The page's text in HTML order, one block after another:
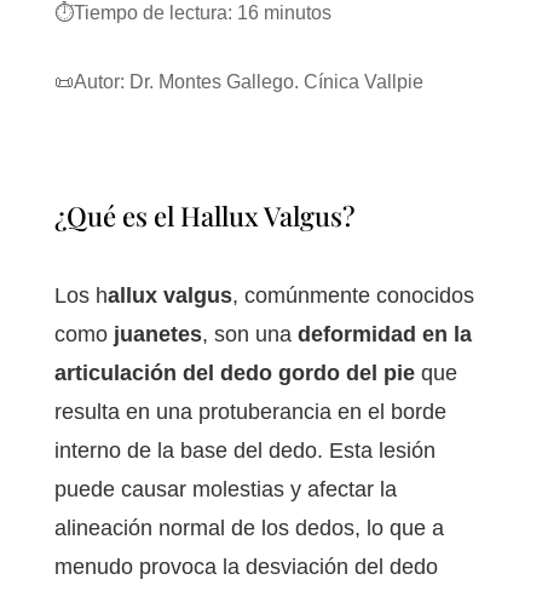
⏱️Tiempo de lectura: 16 minutos
📜Autor: Dr. Montes Gallego. Cínica Vallpie
¿Qué es el Hallux Valgus?
Los hallux valgus, comúnmente conocidos
como juanetes, son una deformidad en la
articulación del dedo gordo del pieque
resulta en una protuberancia en el borde
interno de la base del dedo. Esta lesión
puede causar molestias y afectar la
alineación normal de los dedos, lo que a
menudo provoca la desviación del dedo